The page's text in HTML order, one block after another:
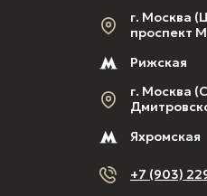
+7 (903)
Яхромская
Рижская
г. Москва
проспект
г. Москва